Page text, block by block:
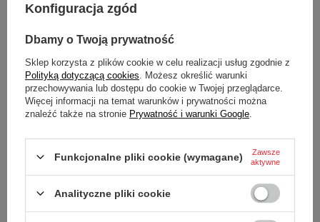
Naba Sparco dla NISSANto pewny wybór dla każdego, kto
Samochód NISSAN
Rocznik 1991 >
Materiał Inny
Konfiguracja zgód
Dbamy o Twoją prywatność
Sklep korzysta z plików cookie w celu realizacji usług zgodnie z
Polityką dotyczącą cookies . Możesz określić warunki
przechowywania lub dostępu do cookie w Twojej przeglądarce.
Więcej informacji na temat warunków i prywatności można
znaleźć także na stronie Prywatność i warunki Google
Funkcjonalne pliki cookie (wymagane)
Zawsze
aktywne
Analityczne pliki cookie